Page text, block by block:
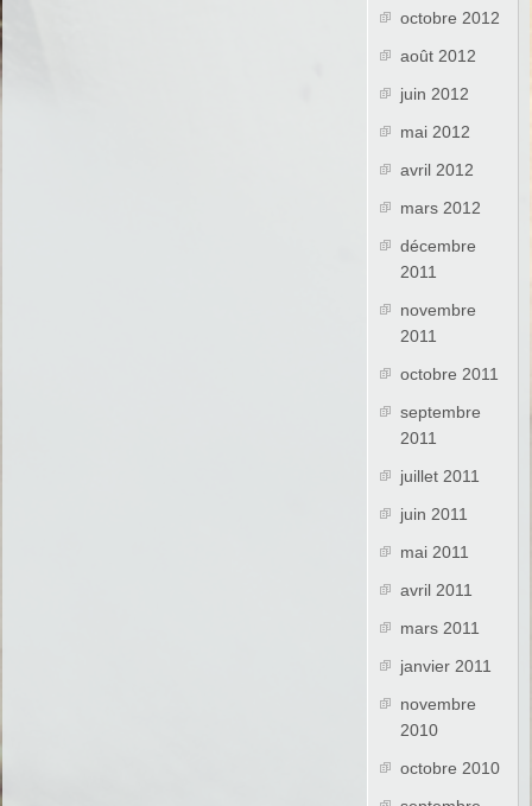
octobre 2012
août 2012
juin 2012
mai 2012
avril 2012
mars 2012
décembre
2011
novembre
2011
octobre 2011
septembre
2011
juillet 2011
juin 2011
mai 2011
avril 2011
mars 2011
janvier 2011
novembre
2010
octobre 2010